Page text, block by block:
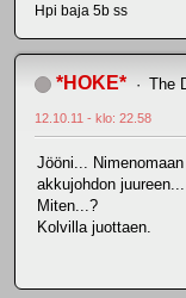
Hpi baja 5b ss
*HOKE* The
12.10.11 - klo: 22.58
Jööni...
akkujohdon juureen...
Miten...?
Kolvilla juottaen.